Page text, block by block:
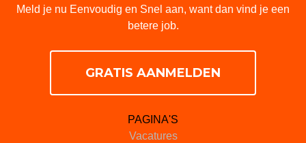
Meld je nu Eenvoudig en Snel aan, want dan vind je een
betere job.
GRATIS AANMELDEN
PAGINA'S
Vacatures